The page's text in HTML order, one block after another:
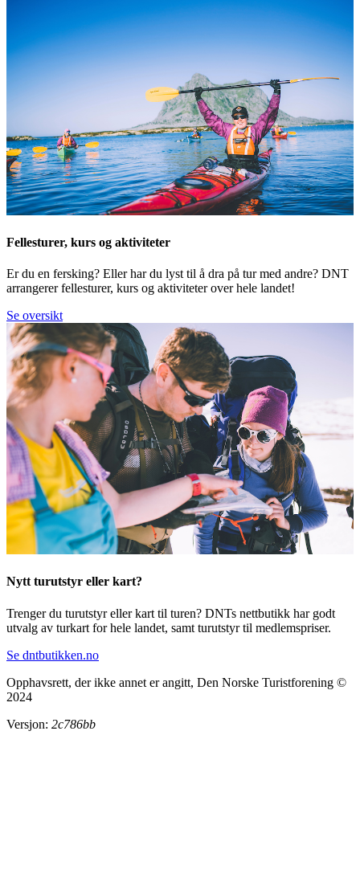
Fellesturer, kurs og aktiviteter
Er du en fersking? Eller har du lyst til å dra på tur med andre? DNT
arrangerer fellesturer, kurs og aktiviteter over hele landet!
Se oversikt
Nytt turutstyr eller kart?
Trenger du turutstyr eller kart til turen? DNTs nettbutikk har godt
utvalg av turkart for hele landet, samt turutstyr til medlemspriser.
Se dntbutikken.no
Opphavsrett, der ikke annet er angitt, Den Norske Turistforening ©
2024
Versjon: 2c786bb